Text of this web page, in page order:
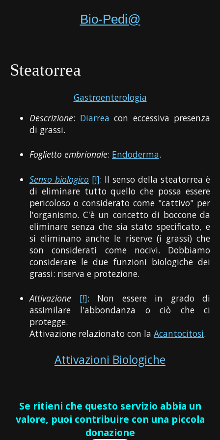
Bio-Pedi@
Steatorrea
Gastroenterologia
Descrizione: Diarrea con eccessiva presenza
di grassi.
Foglietto embrionale: Endoderma.
Senso biologico [!]: Il senso della steatorrea è
di eliminare tutto quello che possa essere
pericoloso o considerato come "cattivo" per
l'organismo. C'è un concetto di boccone da
eliminare senza che sia stato specificato, e
si eliminano anche le riserve (i grassi) che
son considerati come nocivi. Dobbiamo
considerare le due funzioni biologiche dei
grassi: riserva e protezione.
Attivazione [!]: Non essere in grado di
assimilare l'abbondanza o ciò che ci
protegge.
Attivazione relazionato con la Acantocitosi.
Attivazioni Biologiche
Se ritieni che questo servizio abbia un
valore, puoi contribuire con una piccola
donazione